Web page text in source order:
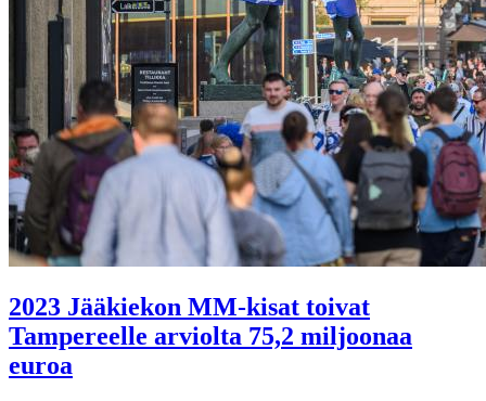
2023 Jääkiekon MM-kisat toivat
Tampereelle arviolta 75,2 miljoonaa
euroa